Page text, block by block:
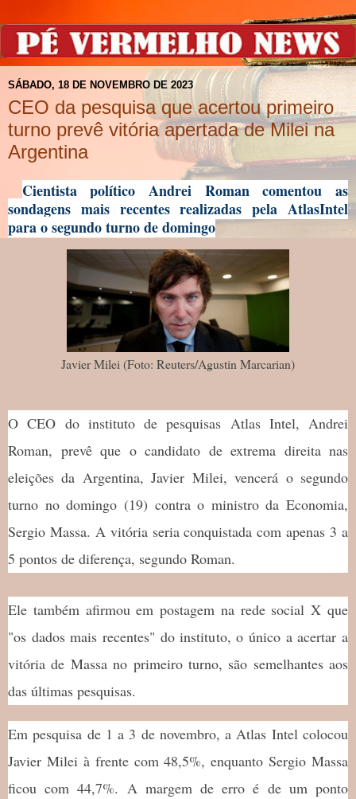
SÁBADO, 18 DE NOVEMBRO DE 2023
CEO da pesquisa que acertou primeiro
turno prevê vitória apertada de Milei na
Argentina
Cientista político Andrei Roman comentou as
sondagens mais recentes realizadas pela AtlasIntel
para o segundo turno de domingo
Javier Milei (Foto: Reuters/Agustin Marcarian)
O CEO do instituto de pesquisas Atlas Intel, Andrei
Roman, prevê que o candidato de extrema direita nas
eleições da Argentina, Javier Milei, vencerá o segundo
turno no domingo (19) contra o ministro da Economia,
Sergio Massa. A vitória seria conquistada com apenas 3 a
5 pontos de diferença, segundo Roman.
Ele também afirmou em postagem na rede social X que
"os dados mais recentes" do instituto, o único a acertar a
vitória de Massa no primeiro turno, são semelhantes aos
das últimas pesquisas.
Em pesquisa de 1 a 3 de novembro, a Atlas Intel colocou
Javier Milei à frente com 48,5%, enquanto Sergio Massa
ficou com 44,7%. A margem de erro é de um ponto